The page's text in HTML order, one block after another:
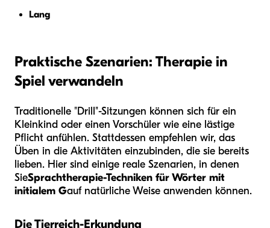
Lang
Praktische Szenarien: Therapie in
Spiel verwandeln
Traditionelle "Drill"-Sitzungen können sich für ein
Kleinkind oder einen Vorschüler wie eine lästige
Pflicht anfühlen. Stattdessen empfehlen wir, das
Üben in die Aktivitäten einzubinden, die sie bereits
lieben. Hier sind einige reale Szenarien, in denen
SieSprachtherapie-Techniken für Wörter mit
initialem Gauf natürliche Weise anwenden können.
Die Tierreich-Erkundung